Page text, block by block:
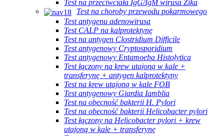
Test na przeciwciała IgG/IgM wirusa Zika
Test na choroby przewodu pokarmowego
Test antygenu adenowirusa
Test CALP na kalprotektynę
Test na antygen Clostridium Difficile
Test antygenowy Cryptosporidium
Test antygenowy Entamoeba Histolytica
Test łączony na krew utajoną w kale +
transferynę + antygen kalprotektyny
Test na krew utajoną w kale FOB
Test antygenowy Giardia Iamblia
Test na obecność bakterii H. Pylori
Test na obecność bakterii Helicobacter pylori
Test łączony na Helicobacter pylori + krew
utajoną w kale + transferynę